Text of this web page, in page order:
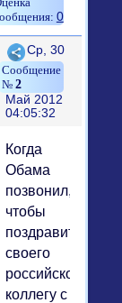
0
Поделиться
2
Ср, 30
Май 2012
04:05:32
Когда
Обама
позвонил,
чтобы
поздравить
своего
российского
коллегу с